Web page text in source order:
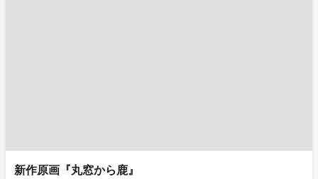
新作原画『丸窓から鹿』